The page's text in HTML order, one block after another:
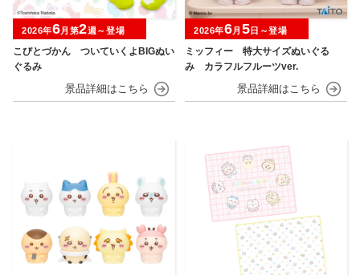
こびとづかん ついていくよBIGぬい
ぐるみ
2026年6月第2週～登場
ミッフィー 特大サイズぬいぐる
み カラフルフルーツver.
2026年6月 5日～登場